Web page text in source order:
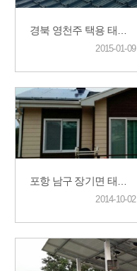
2015-01-09
2014-10-02